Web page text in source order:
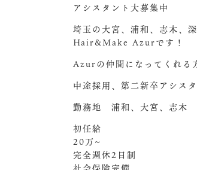
アシスタント大募集中️
埼玉の大宮、浦和、志木、
Hair&Make Azurです！
Azurの仲間になってくれる
中途採用、第二新卒アシス
勤務地 浦和、大宮、志木
初任給
20万~
完全週休2日制